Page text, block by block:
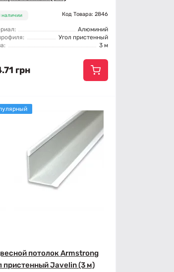
наличии Код Товара: 2846
Алюминий
Угол пристенный
3 м
грн
потолок Armstrong
пристенный Javelin (3 м)